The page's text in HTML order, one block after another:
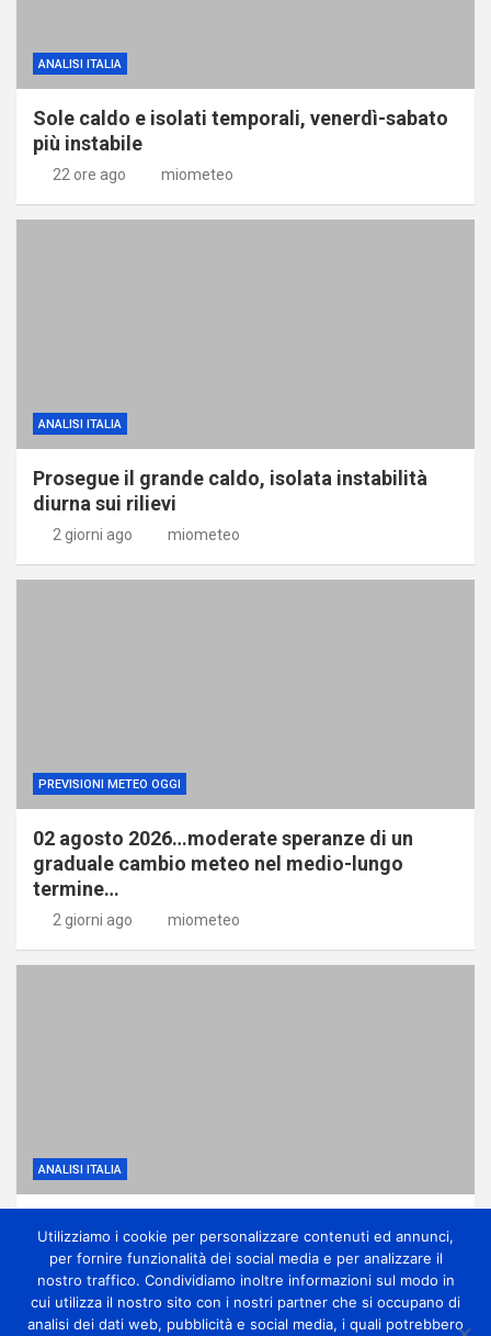
ANALISI ITALIA
Sole caldo e isolati temporali, venerdì-sabato
più instabile
22 ore ago miometeo
ANALISI ITALIA
Prosegue il grande caldo, isolata instabilità
diurna sui rilievi
2 giorni ago miometeo
PREVISIONI METEO OGGI
02 agosto 2026…moderate speranze di un
graduale cambio meteo nel medio-lungo
termine…
2 giorni ago miometeo
ANALISI ITALIA
isolati temporali
3 giorni ago miometeo
Utilizziamo i cookie per personalizzare contenuti ed annunci,
per fornire funzionalità dei social media e per analizzare il
nostro traffico. Condividiamo inoltre informazioni sul modo in
cui utilizza il nostro sito con i nostri partner che si occupano di
analisi dei dati web, pubblicità e social media, i quali potrebbero